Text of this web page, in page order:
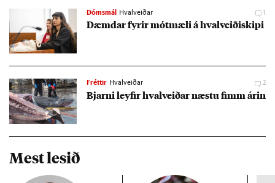
Dómsmál Hvalveiðar 1
Dæmd­ar fyr­ir mót­mæli á hval­veiði­skipi
Fréttir Hvalveiðar 2
Bjarni leyf­ir hval­veið­ar næstu fimm ár­in
Mest lesið